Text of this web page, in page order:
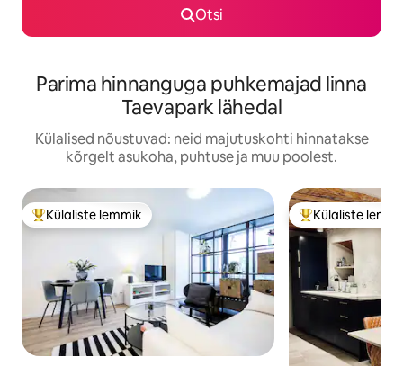
Otsi
Parima hinnanguga puhkemajad linna
Taevapark lähedal
Külalised nõustuvad: neid majutuskohti hinnatakse
kõrgelt asukoha, puhtuse ja muu poolest.
Külaliste suur lemmik
Külaliste lemmik Külaliste suur
Külaliste